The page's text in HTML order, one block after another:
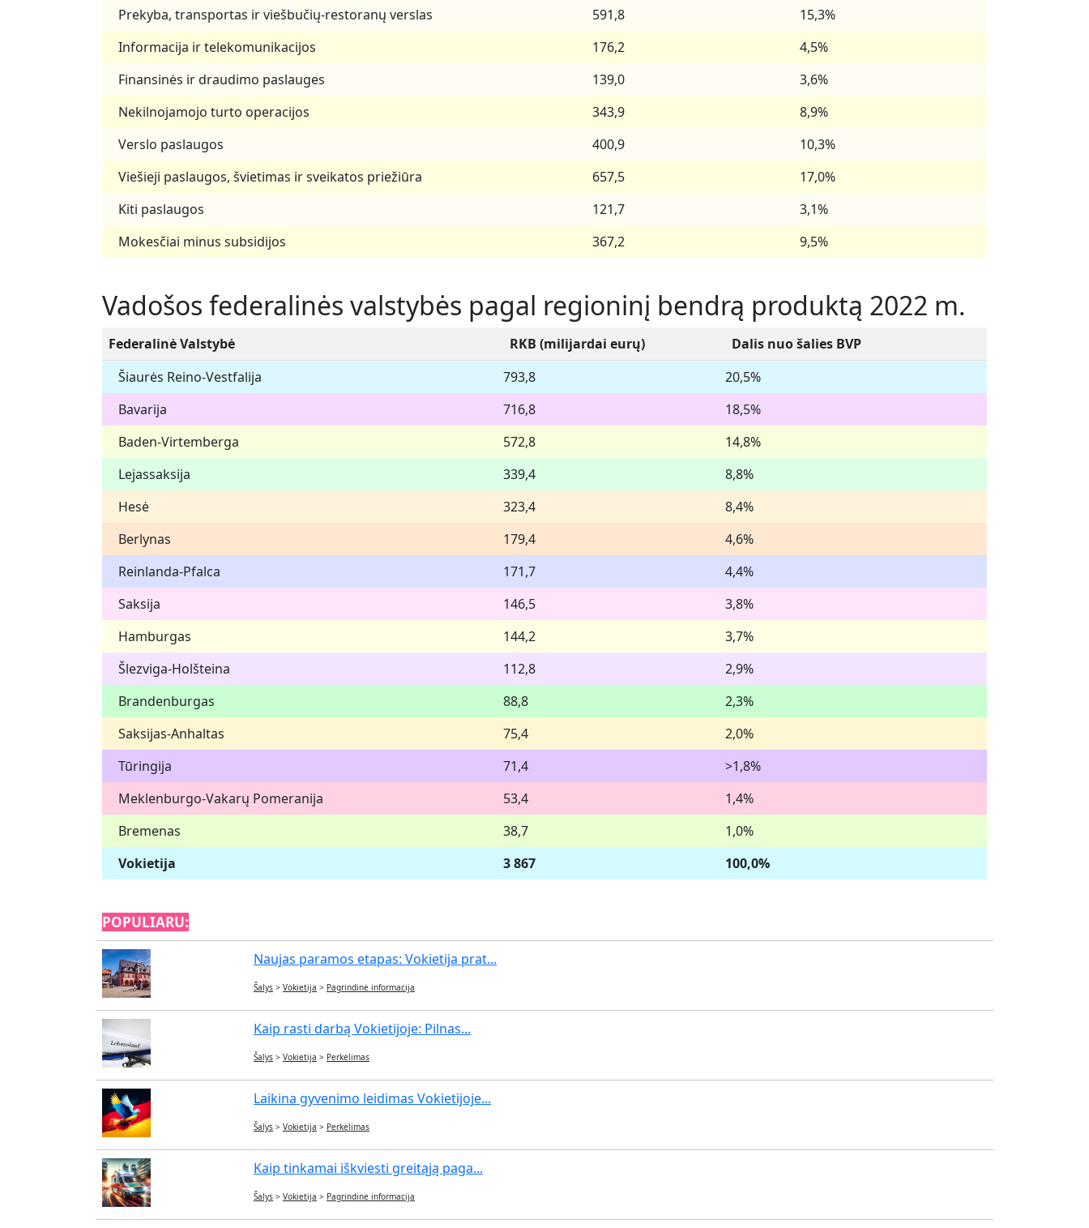
Prekyba, transportas ir viešbučių-restoranų verslas
591,8
15,3%
Informacija ir telekomunikacijos
176,2
4,5%
Finansinės ir draudimo paslauges
139,0
3,6%
Nekilnojamojo turto operacijos
343,9
8,9%
Verslo paslaugos
400,9
10,3%
Viešieji paslaugos, švietimas ir sveikatos priežiūra
657,5
17,0%
Kiti paslaugos
121,7
3,1%
Mokesčiai minus subsidijos
367,2 9,5%
Vadošos federalinės valstybės pagal regioninį bendrą produktą 2022 m.
Federalinė Valstybė RKB (milijardai eurų)
Dalis nuo šalies BVP
Šiaurės Reino-Vestfalija
793,8
20,5%
Bavarija
716,8
18,5%
Baden-Virtemberga
572,8
14,8%
Lejassaksija
339,4
8,8%
Hesė
323,4
8,4%
Berlynas
179,4
4,6%
Reinlanda-Pfalca
171,7
4,4%
Saksija
146,5
3,8%
Hamburgas
144,2
3,7%
Šlezviga-Holšteina
112,8
2,9%
Brandenburgas
88,8
2,3%
Saksijas-Anhaltas
75,4
2,0%
Tūringija
71,4
>1,8%
Meklenburgo-Vakarų Pomeranija
53,4
1,4%
Bremenas
38,7
1,0%
Vokietija
3 867 100,0%
POPULIARU:
Naujas paramos etapas: Vokietija prat...
Šalys > Vokietija > Pagrindinė informacija
Kaip rasti darbą Vokietijoje: Pilnas...
Šalys > Vokietija > Perkėlimas
Laikina gyvenimo leidimas Vokietijoje...
Šalys > Vokietija > Perkėlimas
Kaip tinkamai iškviesti greitąją paga...
Šalys > Vokietija > Pagrindinė informacija